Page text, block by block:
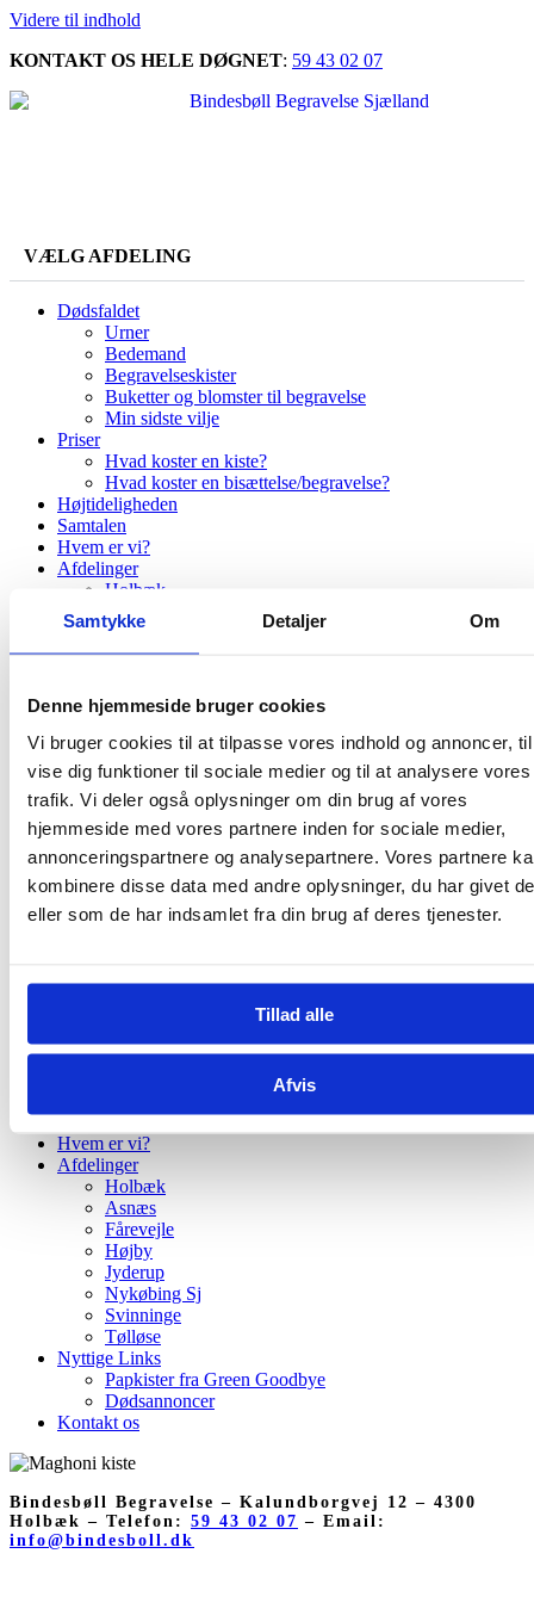
Samtykke Detaljer Om
Denne hjemmeside bruger cookies
Vi bruger cookies til at tilpasse vores indhold og annoncer,
vise dig funktioner til sociale medier og til at analysere vores
trafik. Vi deler også oplysninger om din brug af vores
hjemmeside med vores partnere inden for sociale medier,
annonceringspartnere og analysepartnere. Vores partnere
kombinere disse data med andre oplysninger, du har givet
eller som de har indsamlet fra din brug af deres tjenester.
Tillad alle
Afvis
Videre til indhold
KONTAKT OS HELE DØGNET: 59 43 02 07
VÆLG AFDELING
Dødsfaldet
Urner
Bedemand
Begravelseskister
Buketter og blomster til begravelse
Min sidste vilje
Priser
Hvad koster en kiste?
Hvad koster en bisættelse/begravelse?
Højtideligheden
Samtalen
Hvem er vi?
Afdelinger
Holbæk
Asnæs
Fårevejle
Højby
Nykøbing Sj
Svinninge
Tølløse
Nyttige Links
Papkister fra Green Goodbye
Dødsannoncer
Kontakt os
Menu
Dødsfaldet
Hvad koster en kiste?
Hvad koster en bisættelse/begravelse?
Samtalen
Hvem er vi?
Afdelinger
Holbæk
Asnæs
Fårevejle
Højby
Jyderup
Nykøbing Sj
Svinninge
Tølløse
Nyttige Links
Papkister fra Green Goodbye
Dødsannoncer
Kontakt os
Bindesbøll Begravelse – Kalundborgvej 12 – 4300
Holbæk – Telefon: 59 43 02 07 – Email:
info@bindesboll.dk